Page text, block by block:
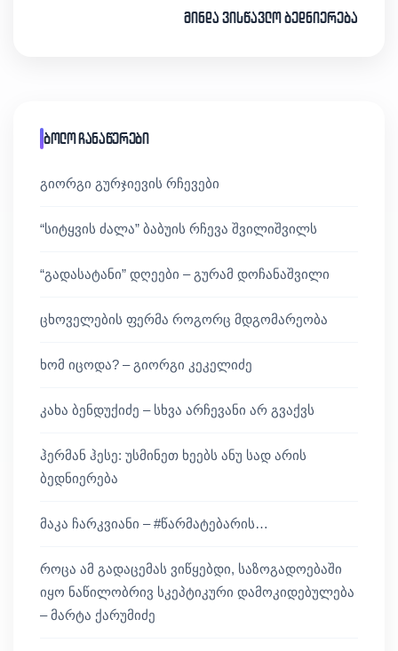
მინდა ვისწავლო ბედნიერება
ბოლო ჩანაწერები
გიორგი გურჯიევის რჩევები
“სიტყვის ძალა” ბაბუის რჩევა შვილიშვილს
“გადასატანი” დღეები – გურამ დოჩანაშვილი
ცხოველების ფერმა როგორც მდგომარეობა
ხომ იცოდა? – გიორგი კეკელიძე
კახა ბენდუქიძე – სხვა არჩევანი არ გვაქვს
ჰერმან ჰესე: უსმინეთ ხეებს ანუ სად არის
ბედნიერება
მაკა ჩარკვიანი – #წარმატებარის…
როცა ამ გადაცემას ვიწყებდი, საზოგადოებაში
იყო ნაწილობრივ სკეპტიკური დამოკიდებულება
– მარტა ქარუმიძე